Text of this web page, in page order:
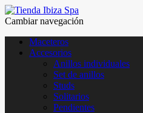
Cambiar navegación
Maceteros
Accesorios
Anillos individuales
Set de anillos
Studs
Solitarios
Pendientes